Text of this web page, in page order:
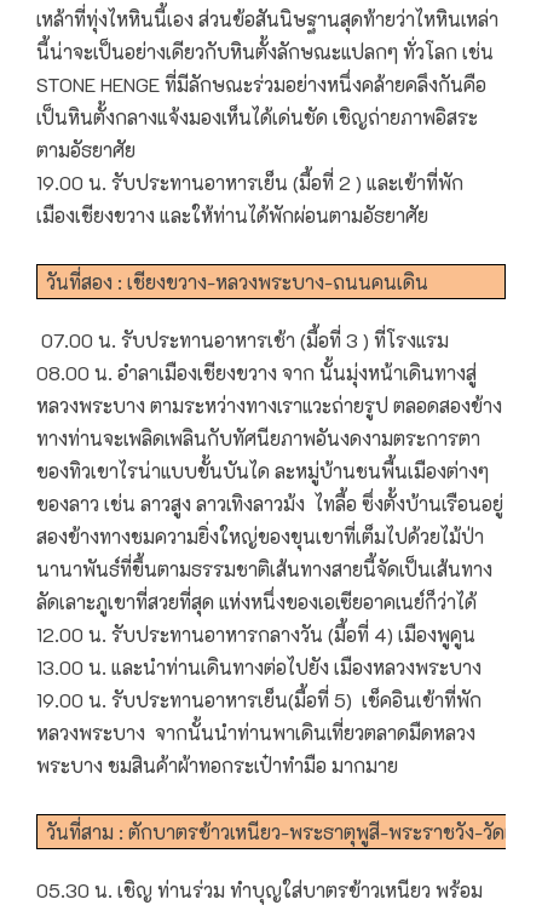
เหล้าที่ทุ่งไหหินนี้เอง ส่วนข้อสันนิษฐานสุดท้ายว่าไหหินเหล่า
นี้น่าจะเป็นอย่างเดียวกับหินตั้งลักษณะแปลกๆ ทั่วโลก เช่น
STONE HENGE ที่มีลักษณะร่วมอย่างหนึ่งคล้ายคลึงกันคือ
เป็นหินตั้งกลางแจ้งมองเห็นได้เด่นชัด เชิญถ่ายภาพอิสระ
ตามอัธยาศัย
19.00 น. รับประทานอาหารเย็น (มื้อที่ 2 ) และเข้าที่พัก
เมืองเชียงขวาง และให้ท่านได้พักผ่อนตามอัธยาศัย
วันที่สอง : เชียงขวาง-หลวงพระบาง-ถนนคนเดิน
07.00 น. รับประทานอาหารเช้า (มื้อที่ 3 ) ที่โรงแรม
08.00 น. อำลาเมืองเชียงขวาง จาก นั้นมุ่งหน้าเดินทางสู่
หลวงพระบาง ตามระหว่างทางเราแวะถ่ายรูป ตลอดสองข้าง
ทางท่านจะเพลิดเพลินกับทัศนียภาพอันงดงามตระการตา
ของทิวเขาไรน่าแบบขั้นบันได ละหมู่บ้านชนพื้นเมืองต่างๆ
ของลาว เช่น ลาวสูง ลาวเทิงลาวม้ง ไทลื้อ ซึ่งตั้งบ้านเรือนอยู่
สองข้างทางชมความยิ่งใหญ่ของขุนเขาที่เต็มไปด้วยไม้ป่า
นานาพันธ์ที่ขึ้นตามธรรมชาติเส้นทางสายนี้จัดเป็นเส้นทาง
ลัดเลาะภูเขาที่สวยที่สุด แห่งหนึ่งของเอเซียอาคเนย์ก็ว่าได้
12.00 น. รับประทานอาหารกลางวัน (มื้อที่ 4) เมืองพูคูน
13.00 น. และนำท่านเดินทางต่อไปยัง เมืองหลวงพระบาง
19.00 น. รับประทานอาหารเย็น(มื้อที่ 5) เช็คอินเข้าที่พัก
หลวงพระบาง จากนั้นนำท่านพาเดินเที่ยวตลาดมืดหลวง
พระบาง ชมสินค้าผ้าทอกระเป๋าทำมือ มากมาย
วันที่สาม : ตักบาตรข้าวเหนียว-พระธาตุพูสี-พระราชวัง-วัดเชี
05.30 น. เชิญ ท่านร่วม ทำบุญใส่บาตรข้าวเหนียว พร้อม